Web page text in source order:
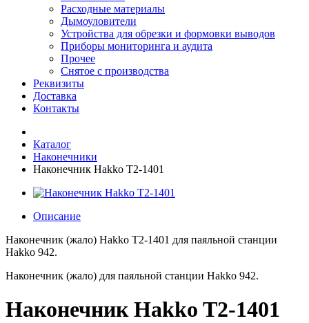
Расходные материалы
Дымоуловители
Устройства для обрезки и формовки выводов
Приборы мониторинга и аудита
Прочее
Снятое с производства
Реквизиты
Доставка
Контакты
Каталог
Наконечники
Наконечник Hakko T2-1401
Описание
Наконечник (жало) Hakko T2-1401 для паяльной станции
Hakko 942.
Наконечник (жало) для паяльной станции Hakko 942.
Наконечник Hakko T2-1401